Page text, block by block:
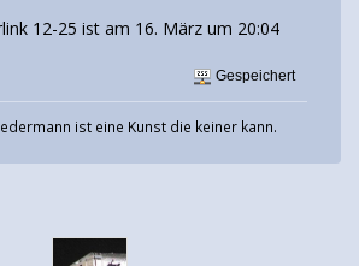
12-25 ist am 16. März um 20:04
Gespeichert
ist eine Kunst die keiner kann.